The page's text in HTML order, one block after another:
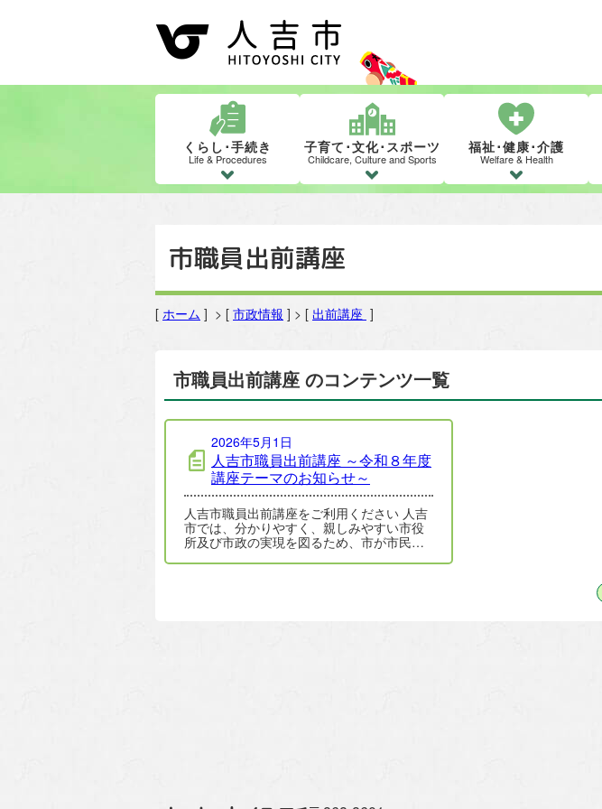
くらし･手続き
Life & Procedures
子育て･文化･スポーツ
Childcare, Culture and Sports
福祉･健康･介護
Welfare & Health
市職員出前講座
[ ホーム ] > [ 市政情報 ] > [ 出前講座 ]
市職員出前講座 のコンテンツ一覧
2026年5月1日
人吉市職員出前講座 ～令和８年度
講座テーマのお知らせ～
人吉市職員出前講座をご利用ください 人吉
市では、分かりやすく、親しみやすい市役
所及び市政の実現を図るため、市が市民の